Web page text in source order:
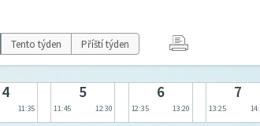
Tento týden Příští týden
4
11:35
5
11:45 12:30
6
12:35 13:20
7
13:25